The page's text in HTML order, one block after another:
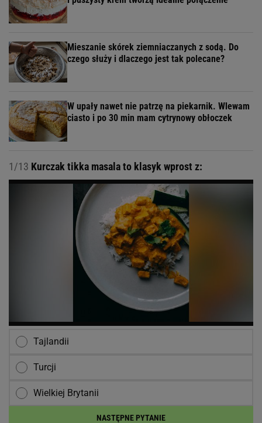
Mieszanie skórek ziemniaczanych z sodą. Do
czego służy i dlaczego jest tak polecane?
W upały nawet nie patrzę na piekarnik. Wlewam
ciasto i po 30 min mam cytrynowy obłoczek
1/13 Kurczak tikka masala to klasyk wprost z:
Tajlandii
Turcji
Wielkiej Brytanii
NASTĘPNE PYTANIE